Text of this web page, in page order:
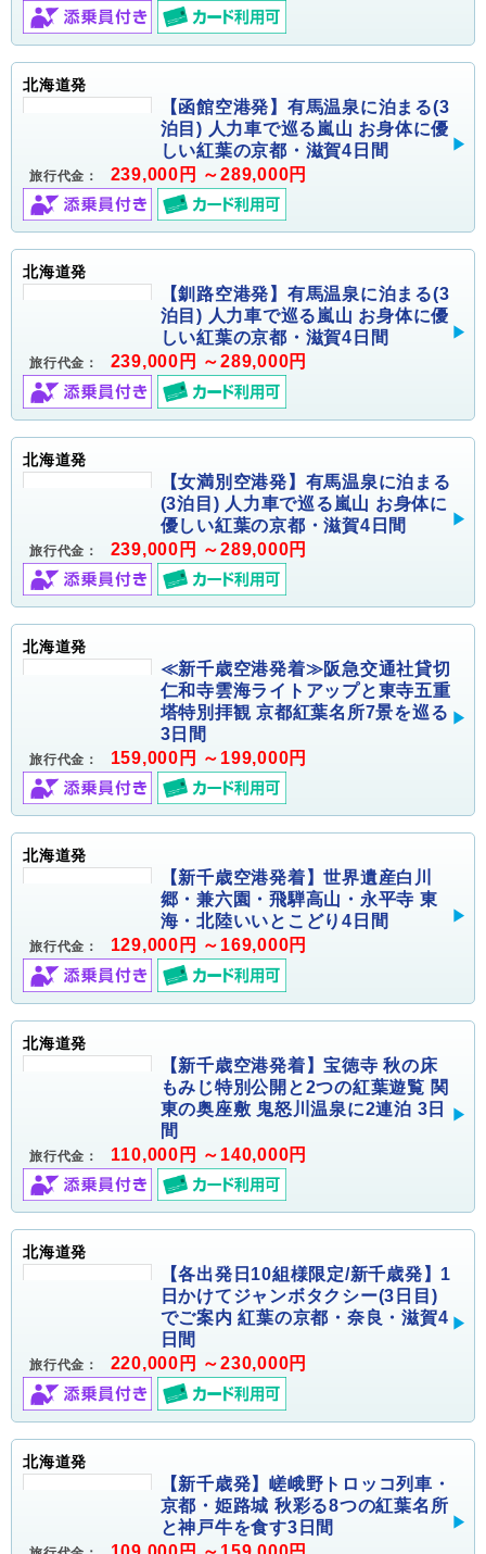
北海道発
【函館空港発】有馬温泉に泊まる(3
泊目) 人力車で巡る嵐山 お身体に優
しい紅葉の京都・滋賀4日間
旅行代金： 239,000円 ～289,000円
北海道発
【釧路空港発】有馬温泉に泊まる(3
泊目) 人力車で巡る嵐山 お身体に優
しい紅葉の京都・滋賀4日間
旅行代金： 239,000円 ～289,000円
北海道発
【女満別空港発】有馬温泉に泊まる
(3泊目) 人力車で巡る嵐山 お身体に
優しい紅葉の京都・滋賀4日間
旅行代金： 239,000円 ～289,000円
北海道発
≪新千歳空港発着≫阪急交通社貸切
仁和寺雲海ライトアップと東寺五重
塔特別拝観 京都紅葉名所7景を巡る
3日間
旅行代金： 159,000円 ～199,000円
北海道発
【新千歳空港発着】世界遺産白川
郷・兼六園・飛騨高山・永平寺 東
海・北陸いいとこどり4日間
旅行代金： 129,000円 ～169,000円
北海道発
【新千歳空港発着】宝徳寺 秋の床
もみじ特別公開と2つの紅葉遊覧 関
東の奥座敷 鬼怒川温泉に2連泊 3日
間
旅行代金： 110,000円 ～140,000円
北海道発
【各出発日10組様限定/新千歳発】1
日かけてジャンボタクシー(3日目)
でご案内 紅葉の京都・奈良・滋賀4
日間
旅行代金： 220,000円 ～230,000円
北海道発
【新千歳発】嵯峨野トロッコ列車・
京都・姫路城 秋彩る8つの紅葉名所
と神戸牛を食す3日間